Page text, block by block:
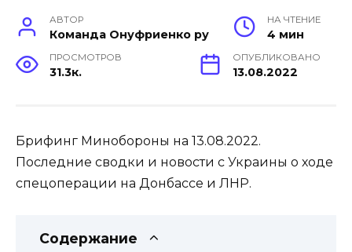
АВТОР
Команда Онуфриенко ру
НА ЧТЕНИЕ
4 мин
ПРОСМОТРОВ
31.3к.
ОПУБЛИКОВАНО
13.08.2022
Брифинг Минобороны на 13.08.2022.
Последние сводки и новости с Украины о ходе
спецоперации на Донбассе и ЛНР.
Содержание